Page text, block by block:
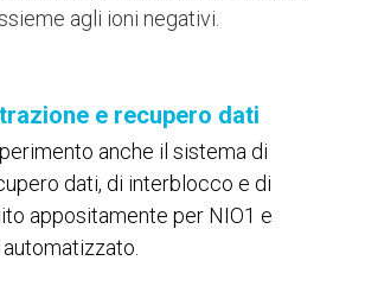
agli ioni negativi.
e recupero dati
anche il sistema di
dati, di interblocco e di
appositamente per NIO1 e